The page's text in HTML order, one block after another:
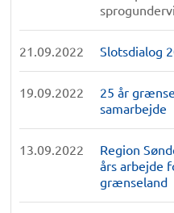
21.09.2022 Slotsdialog
19.09.2022
25 år
samarbejde
13.09.2022
Region
års arbejde
grænseland